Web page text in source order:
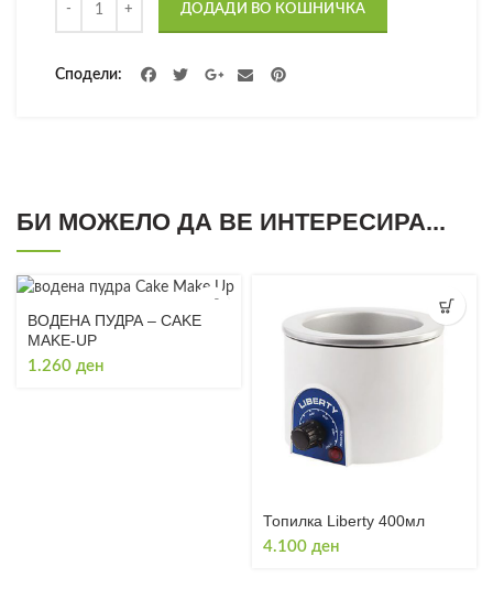
ДОДАДИ ВО КОШНИЧКА
Сподели
БИ МОЖЕЛО ДА ВЕ ИНТЕРЕСИРА...
ВОДЕНА ПУДРА – CAKE
MAKE-UP
1.260 ден
Топилка Liberty 400мл
4.100 ден